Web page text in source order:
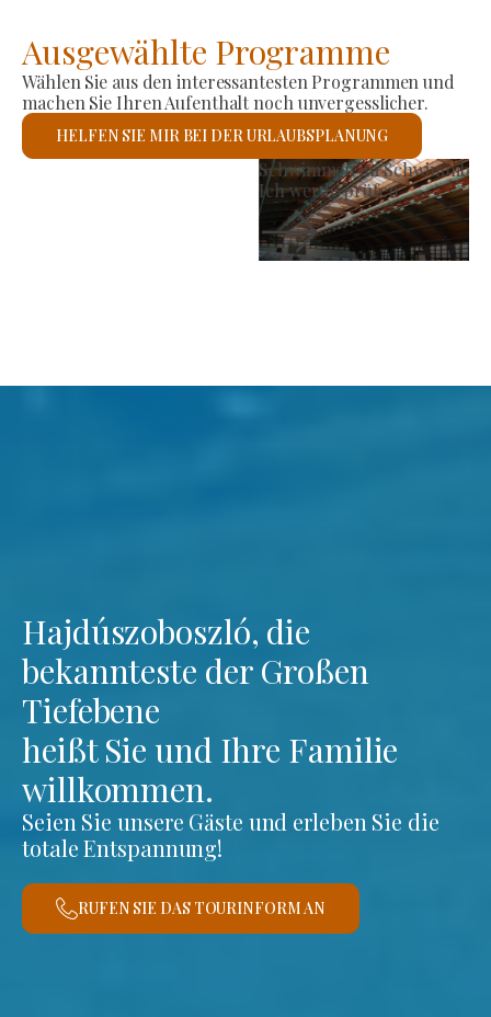
Ausgewählte Programme
Wählen Sie aus den interessantesten Programmen und
machen Sie Ihren Aufenthalt noch unvergesslicher.
HELFEN SIE MIR BEI DER URLAUBSPLANUNG
Hajdúszoboszló, die
bekannteste der Großen
Tiefebene
heißt Sie und Ihre Familie
willkommen.
Seien Sie unsere Gäste und erleben Sie die
totale Entspannung!
RUFEN SIE DAS TOURINFORM AN